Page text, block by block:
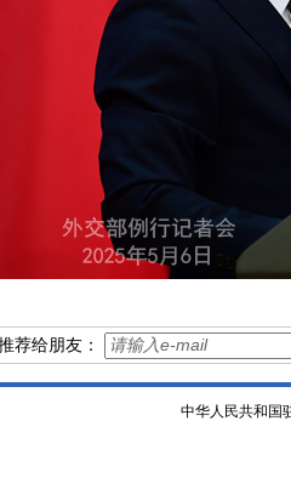
荐给朋友：
中华人民共和国